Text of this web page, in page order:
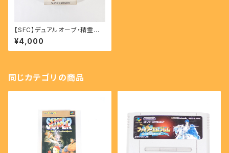
【SFC】デュアルオーブ・精霊珠
伝説 - DUALORB
¥4,000
同じカテゴリの商品